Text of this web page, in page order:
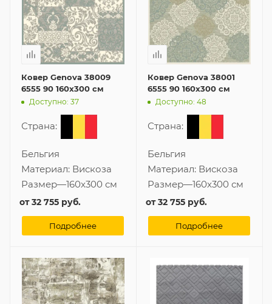
Ковер Genova 38009
6555 90 160x300 см
Доступно: 37
Страна:
Бельгия
Материал: Вискоза
Размер—160x300 см
от32 755 руб.
Подробнее
Ковер Genova 38001
6555 90 160x300 см
Доступно: 48
Страна:
Бельгия
Материал: Вискоза
Размер—160x300 см
от32 755 руб.
Подробнее